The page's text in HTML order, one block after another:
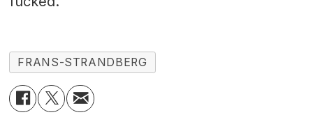
FRANS-STRANDBERG